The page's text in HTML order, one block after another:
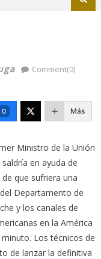
Comment(0)
0 Más
Ministro de la Unión
en ayuda de
que sufriera una
Departamento de
y los canales de
en la América
Los técnicos de
de lanzar la definitiva